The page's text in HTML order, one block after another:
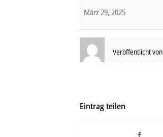
Klinik
Königstein
März 29, 2025
Veröffentlicht von
Eintrag teilen